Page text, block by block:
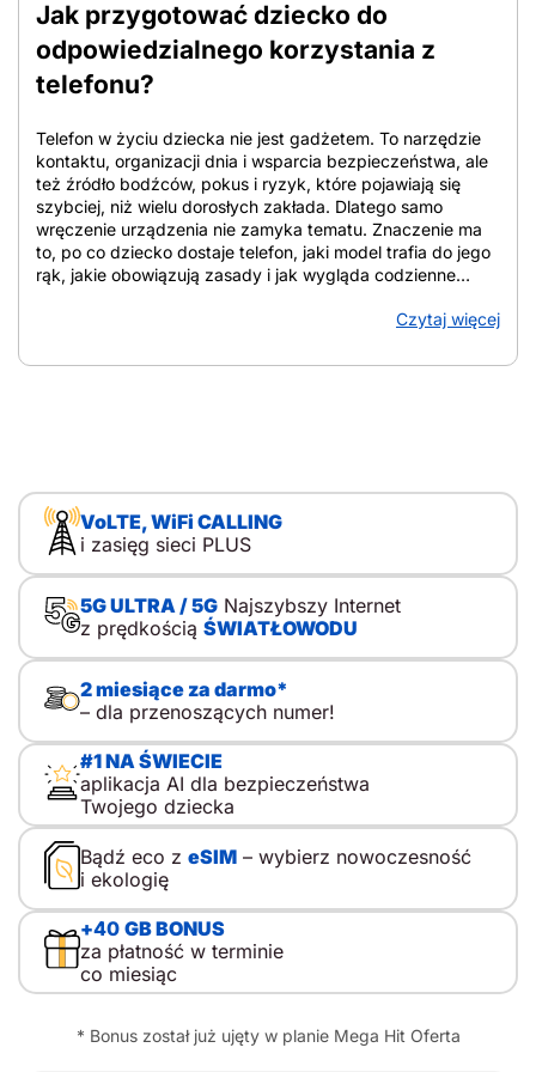
Jak przygotować dziecko do
odpowiedzialnego korzystania z
telefonu?
Telefon w życiu dziecka nie jest gadżetem. To narzędzie
kontaktu, organizacji dnia i wsparcia bezpieczeństwa, ale
też źródło bodźców, pokus i ryzyk, które pojawiają się
szybciej, niż wielu dorosłych zakłada. Dlatego samo
wręczenie urządzenia nie zamyka tematu. Znaczenie ma
to, po co dziecko dostaje telefon, jaki model trafia do jego
rąk, jakie obowiązują zasady i jak wygląda codzienne
uporządkowane wskazówki, które pomagają ocenić
reguły i zadbać o bezpieczeństwo online. Z artykułu
Decyzję zwykle uruchamiają konkretne sytuacje:
samodzielne powroty ze szkoły, wyjścia do kolegów,
krótkie zostawanie w domu, wycieczki i kolonie. Właśnie
wtedy pierwszy telefon dla dziecka zaczyna pełnić funkcję
praktyczną. To ważne. Kupno telefonu dla dziecka nie
sprowadza się do wyboru modelu. Sedno leży gdzie
indziej. Spór nie dotyczy prostego podziału na kontrolę i
wolność, lecz mądrego przewodnictwa, w którym rodzic
towarzyszy, tłumaczy i stopniowo przekazuje
odpowiedzialność. Dlatego pierwszy telefon komórkowy
dla dziecka nie musi oznaczać od razu […]
Czytaj więcej
VoLTE, WiFi CALLING
i zasięg sieci PLUS
5G ULTRA / 5GNajszybszy Internet
z prędkością ŚWIATŁOWODU
2 miesiące za darmo*
– dla przenoszących numer!
#1 NA ŚWIECIE
aplikacja AI dla bezpieczeństwa
Twojego dziecka
Bądź eco z eSIM– wybierz nowoczesność
i ekologię
+40 GB BONUS
za płatność w terminie
co miesiąc
* Bonus został już ujęty w planie Mega Hit Oferta